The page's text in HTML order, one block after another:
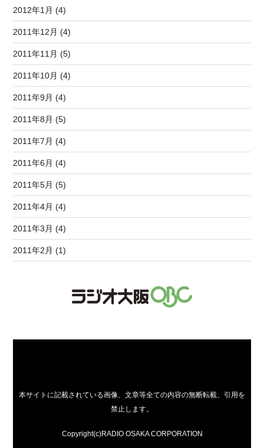
2012年1月 (4)
2011年12月 (4)
2011年11月 (5)
2011年10月 (4)
2011年9月 (4)
2011年8月 (5)
2011年7月 (4)
2011年6月 (4)
2011年5月 (5)
2011年4月 (4)
2011年3月 (4)
2011年2月 (1)
本サイトに記載されている画像、文章等全ての内容の無断転載、引用を
禁止します。
Copyright(c)RADIO OSAKA CORPORATION